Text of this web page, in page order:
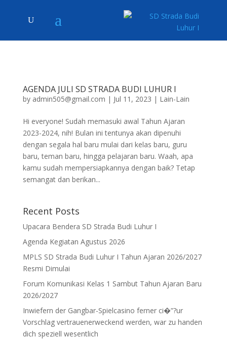
AGENDA JULI SD STRADA BUDI LUHUR I
by admin505@gmail.com | Jul 11, 2023 | Lain-Lain
Hi everyone! Sudah memasuki awal Tahun Ajaran
2023-2024, nih! Bulan ini tentunya akan dipenuhi
dengan segala hal baru mulai dari kelas baru, guru
baru, teman baru, hingga pelajaran baru. Waah, apa
kamu sudah mempersiapkannya dengan baik? Tetap
semangat dan berikan...
Recent Posts
Upacara Bendera SD Strada Budi Luhur I
Agenda Kegiatan Agustus 2026
MPLS SD Strada Budi Luhur I Tahun Ajaran 2026/2027
Resmi Dimulai
Forum Komunikasi Kelas 1 Sambut Tahun Ajaran Baru
2026/2027
Inwiefern der Gangbar-Spielcasino ferner ci�”?ur
Vorschlag vertrauenerweckend werden, war zu handen
dich speziell wesentlich